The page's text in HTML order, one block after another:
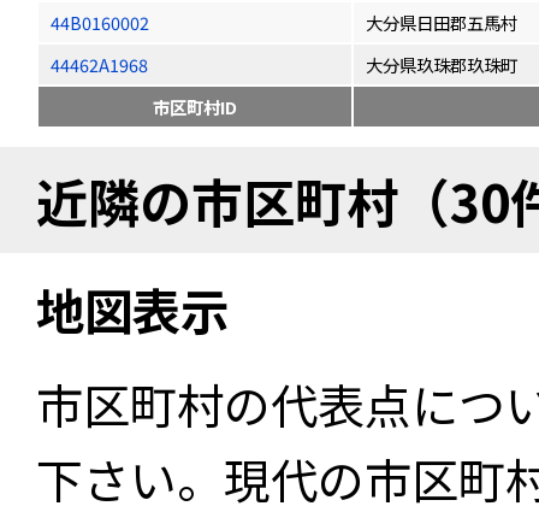
44B0160002
大分県日田郡五馬村
44462A1968
大分県玖珠郡玖珠町
市区町村ID
近隣の市区町村（30
地図表示
市区町村の代表点につ
下さい。現代の市区町